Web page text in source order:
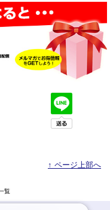
↑ ページ上部へ
覧